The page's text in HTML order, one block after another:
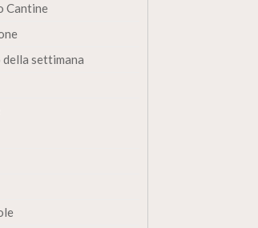
Cantine
settimana